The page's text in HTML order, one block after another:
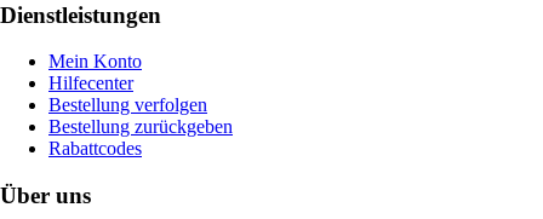
Dienstleistungen
Mein Konto
Hilfecenter
Bestellung verfolgen
Bestellung zurückgeben
Rabattcodes
Über uns